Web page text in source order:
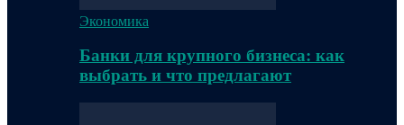
Экономика
Банки для крупного бизнеса: как
выбрать и что предлагают